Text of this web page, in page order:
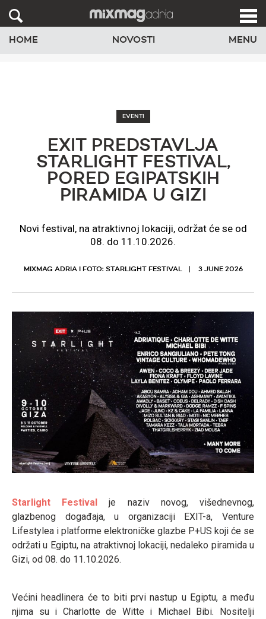
HOME NOVOSTI MENU
EVENTI
EXIT PREDSTAVLJA
STARLIGHT FESTIVAL,
PORED EGIPATSKIH
PIRAMIDA U GIZI
Novi festival, na atraktivnoj lokaciji, održat će se od
08. do 11.10.2026.
MIXMAG ADRIA I FOTO: STARLIGHT FESTIVAL 3 JUNE 2026
Starlight Festival je naziv novog, višednevnog,
glazbenog događaja, u organizaciji EXIT-a, Venture
Lifestylea i platforme elektroničke glazbe P+US koji će se
održati u Egiptu, na atraktivnoj lokaciji, nedaleko piramida u
Gizi, od 08. do 11.10.2026.
Većini headlinera će to biti prvi nastup u Egiptu, a među
njima su i Charlotte de Witte i Michael Bibi. Nositelji